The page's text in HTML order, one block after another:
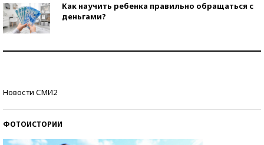
Как научить ребенка правильно обращаться с
деньгами?
Новости СМИ2
ФОТОИСТОРИИ